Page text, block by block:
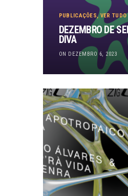
PUBLICAÇÕES, VER TUDO
DEZEMBRO DE
DIVA
ON DEZEMBRO 6, 2023